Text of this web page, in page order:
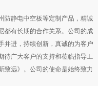
防静电中空板等定制产品，精诚
都有长期的合作关系。公司的成
并进，持续创新，真诚的为客户
待广大客户的支持和莅临指导工
致远》。公司的使命是始终致力